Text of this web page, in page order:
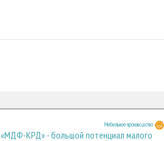
Мебельное производство
«МДФ-КРД» - большой потенциал малого